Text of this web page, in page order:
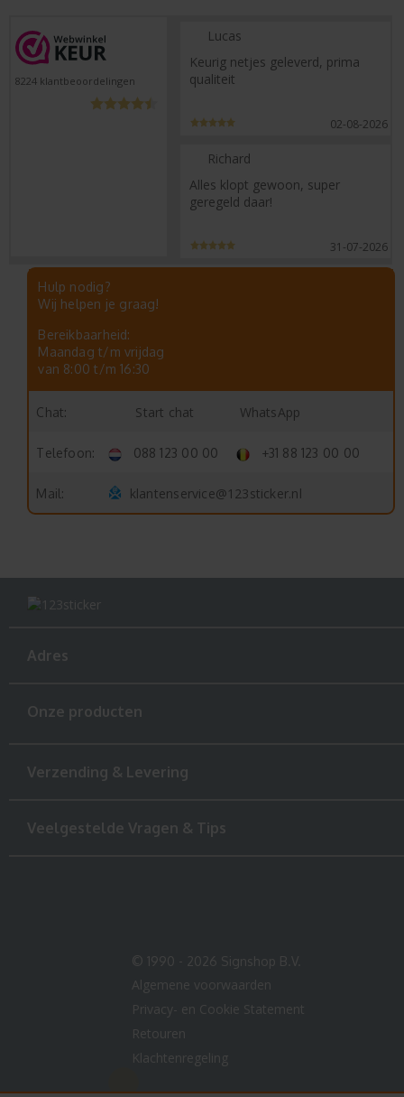
8224 klantbeoordelingen
Lucas
Keurig netjes geleverd, prima
qualiteit
02-08-2026
Richard
Alles klopt gewoon, super
geregeld daar!
31-07-2026
Hulp nodig?
Wij helpen je graag!
Bereikbaarheid:
Maandag t/m vrijdag
van 8:00 t/m 16:30
Chat: Start chat WhatsApp
Telefoon: 088 123 00 00 +31 88 123 00 00
Mail: klantenservice@123sticker.nl
Adres
Onze producten
Verzending & Levering
Veelgestelde Vragen & Tips
© 1990 - 2026 Signshop B.V.
Algemene voorwaarden
Privacy- en Cookie Statement
Retouren
Klachtenregeling